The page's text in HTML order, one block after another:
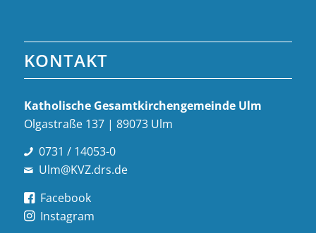
KONTAKT
Katholische Gesamt­kirchen­gemeinde Ulm
Olgastraße 137 | 89073 Ulm
0731 / 14053-0
Ulm@KVZ.drs.de
Facebook
Instagram